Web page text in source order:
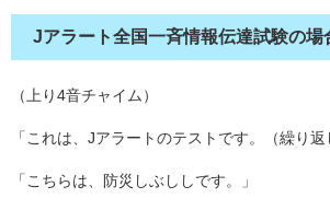
Jアラート全国一斉情報伝達試験の場
（上り4音チャイム）
「これは、Jアラートのテストです。（繰り返
「こちらは、防災しぶししです。」